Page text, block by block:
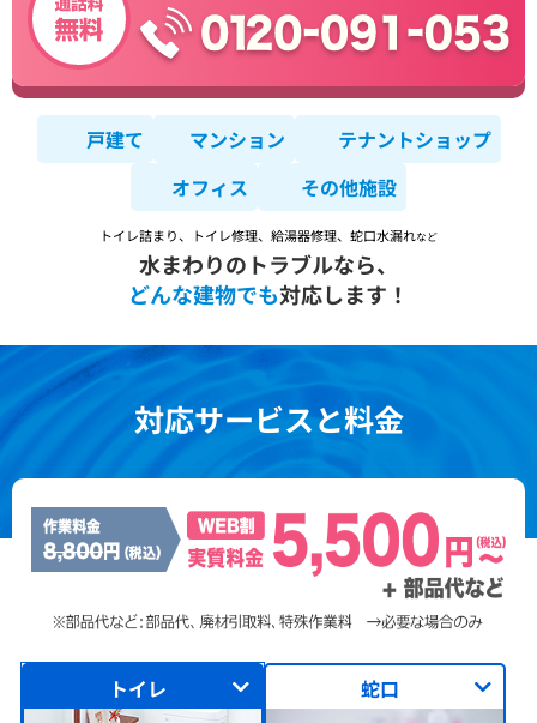
戸建て マンション
テナントショップ
オフィス
その他施設
トイレ詰まり、トイレ修理、給湯器修理、蛇口水漏れなど
水まわりのトラブルなら、
どんな建物でも対応します！
対応サービスと料金
トイレ 蛇口